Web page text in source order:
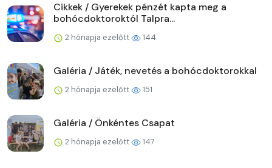
Cikkek / Gyerekek pénzét kapta meg a
bohócdoktoroktól Talpra...
2 hónapja ezelőtt 144
Galéria / Játék, nevetés a bohócdoktorokkal
2 hónapja ezelőtt 151
Galéria / Önkéntes Csapat
2 hónapja ezelőtt 147